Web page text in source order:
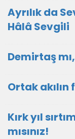
Ayrılık da
Hâlâ Sevgili
Demirtaş
Ortak
Kırk yıl
mısınız!